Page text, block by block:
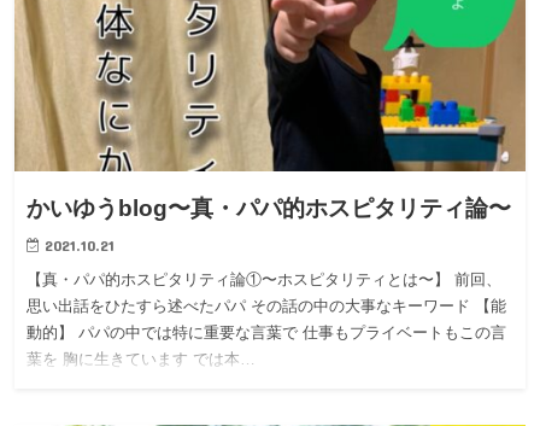
かいゆうblog〜真・パパ的ホスピタリティ論〜
2021.10.21
【真・パパ的ホスピタリティ論①〜ホスピタリティとは〜】 前回、
思い出話をひたすら述べたパパ その話の中の大事なキーワード 【能
動的】 パパの中では特に重要な言葉で 仕事もプライベートもこの言
葉を 胸に生きています では本…